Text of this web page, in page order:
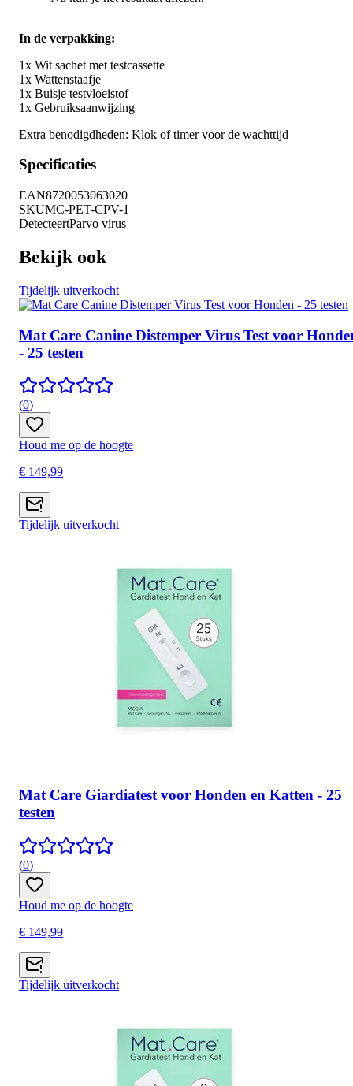
In de verpakking:
1x Wit sachet met testcassette
1x Wattenstaafje
1x Buisje testvloeistof
1x Gebruiksaanwijzing
Extra benodigdheden: Klok of timer voor de wachttijd
Specificaties
EAN8720053063020
SKUMC-PET-CPV-1
DetecteertParvo virus
Bekijk ook
Tijdelijk uitverkocht
Mat Care Canine Distemper Virus Test voor
- 25 testen
(0)
Houd me op de hoogte
€ 149,99
Tijdelijk uitverkocht
Mat Care Giardiatest voor Honden en Katten - 25
testen
(0)
Houd me op de hoogte
€ 149,99
Tijdelijk uitverkocht